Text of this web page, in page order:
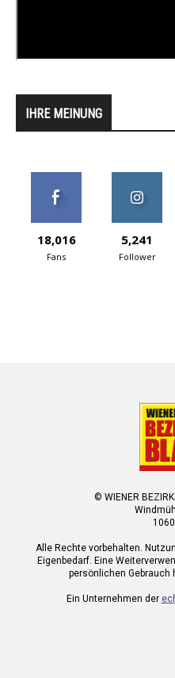
IHRE MEINUNG
18,016
Fans
5,241
Follower
© WIENER
Alle Rechte vorbehalten.
Eigenbedarf. Eine
persönlichen
Ein Unternehmen der